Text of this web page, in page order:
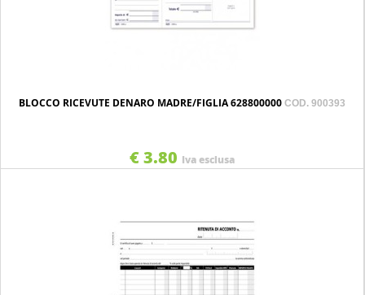
BLOCCO RICEVUTE DENARO MADRE/FIGLIA 628800000 COD. 900393
€ 3.80 Iva esclusa